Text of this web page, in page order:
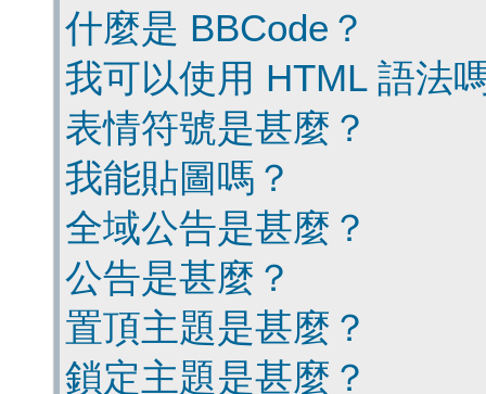
什麼是 BBCode？
我可以使用 HTML 語法
表情符號是甚麼？
我能貼圖嗎？
全域公告是甚麼？
公告是甚麼？
置頂主題是甚麼？
鎖定主題是甚麼？